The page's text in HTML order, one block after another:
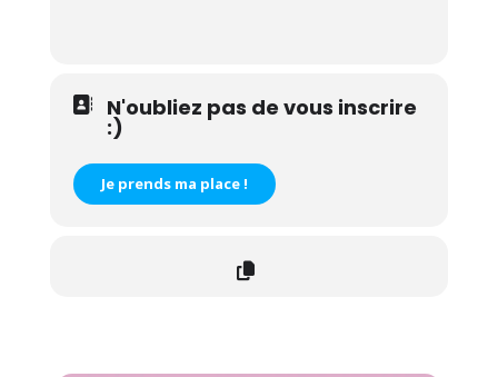
N'oubliez pas de vous inscrire
:)
Je prends ma place !